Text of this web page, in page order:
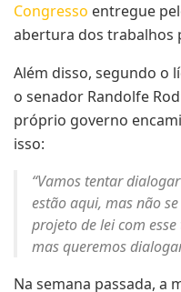
Congresso entregue
abertura dos trabalhos
Além disso, segundo o
o senador Randolfe
próprio governo
isso:
“Vamos tentar
estão aqui, mas não
projeto de lei com
mas queremos
Na semana passada, a